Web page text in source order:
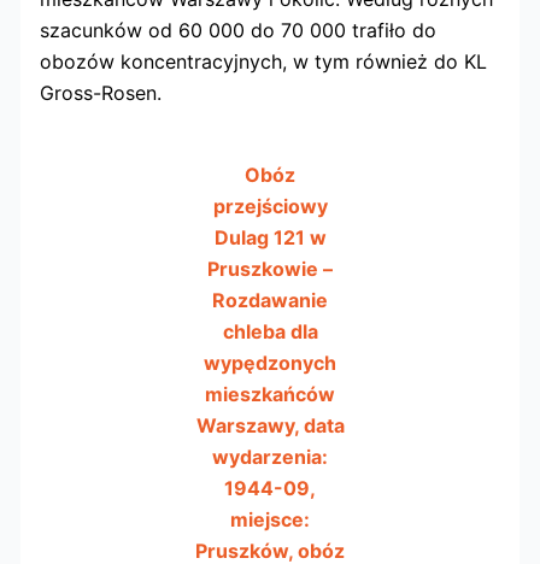
szacunków od 60 000 do 70 000 trafiło do
obozów koncentracyjnych, w tym również do KL
Gross-Rosen.
Obóz
przejściowy
Dulag 121 w
Pruszkowie –
Rozdawanie
chleba dla
wypędzonych
mieszkańców
Warszawy, data
wydarzenia:
1944-09,
miejsce:
Pruszków, obóz